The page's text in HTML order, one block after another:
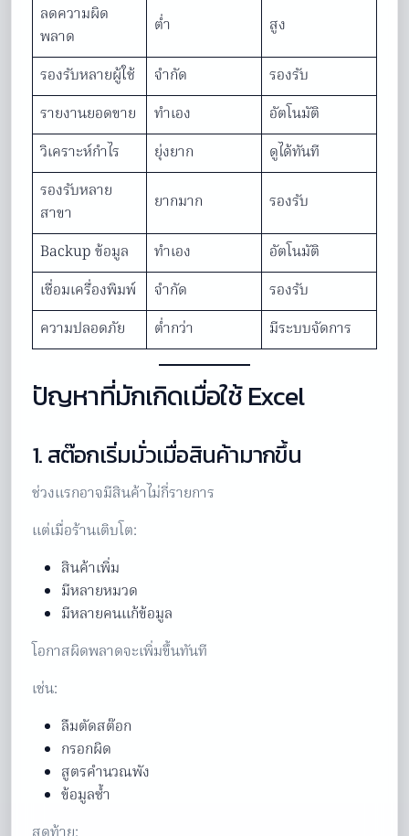
ลดความผิด
พลาด
ต่ำ สูง
รองรับหลายผู้ใช้ จำกัด
รองรับ
รายงานยอดขาย
ทำเอง
อัตโนมัติ
วิเคราะห์กำไร
ยุ่งยาก
ดูได้ทันที
รองรับหลาย
สาขา
ยากมาก รองรับ
Backup ข้อมูล ทำเอง
อัตโนมัติ
เชื่อมเครื่องพิมพ์
จำกัด
รองรับ
ความปลอดภัย
ต่ำกว่า มีระบบจัดการ
ปัญหาที่มักเกิดเมื่อใช้ Excel
1. สต๊อกเริ่มมั่วเมื่อสินค้ามากขึ้น
ช่วงแรกอาจมีสินค้าไม่กี่รายการ
แต่เมื่อร้านเติบโต:
สินค้าเพิ่ม
มีหลายหมวด
มีหลายคนแก้ข้อมูล
โอกาสผิดพลาดจะเพิ่มขึ้นทันที
เช่น:
ลืมตัดสต๊อก
กรอกผิด
สูตรคำนวณพัง
ข้อมูลซ้ำ